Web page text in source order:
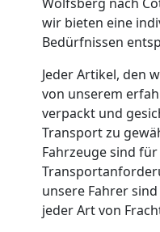
wir bieten eine
Bedürfnissen
Jeder Artikel, den
von unserem
verpackt und
Transport zu
Fahrzeuge sind
unsere Fahrer
jeder Art von
Wolfsberg
Wolfsberg
Beiladung